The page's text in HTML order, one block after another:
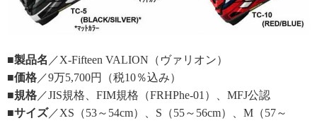
■製品名 ／X-Fifteen VALION（ヴァリオン）
■価格 ／9万5,700円（税10％込み）
■規格 ／JIS規格、FIM規格（FRHPhe-01）、MFJ公認
■サイズ／XS（53～54cm）、S（55～56cm）、M（57～